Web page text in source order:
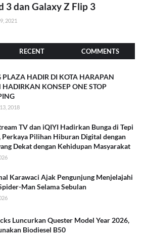
3 dan Galaxy Z Flip 3
2021
RECENT COMMENTS
PLAZA HADIR DI KOTA HARAPAN
HADIRKAN KONSEP ONE STOP
2018
TV dan iQIYI Hadirkan Bunga di Tepi
Perkaya Pilihan Hiburan Digital dengan
Dekat dengan Kehidupan Masyarakat
Karawaci Ajak Pengunjung Menjelajahi
Man Selama Sebulan
Luncurkan Quester Model Year 2026,
Biodiesel B50